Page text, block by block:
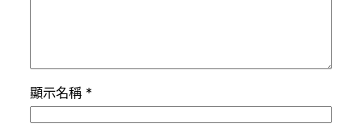
顯示名稱 *